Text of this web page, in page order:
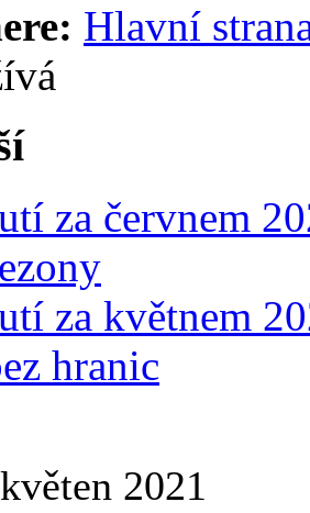
Hlavní
za červnem
za květnem
hranic
2021